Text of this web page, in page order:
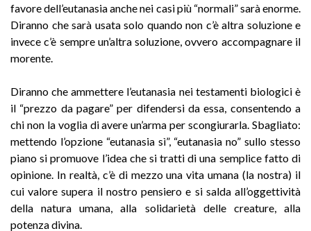
favore dell’eutanasia anche nei casi più “normali” sarà enorme.
Diranno che sarà usata solo quando non c’è altra soluzione e
invece c’è sempre un’altra soluzione, ovvero accompagnare il
morente.
Diranno che ammettere l’eutanasia nei testamenti biologici è
il “prezzo da pagare” per difendersi da essa, consentendo a
chi non la voglia di avere un’arma per scongiurarla. Sbagliato:
mettendo l’opzione “eutanasia sì”, “eutanasia no” sullo stesso
piano si promuove l’idea che si tratti di una semplice fatto di
opinione. In realtà, c’è di mezzo una vita umana (la nostra) il
cui valore supera il nostro pensiero e si salda all’oggettività
della natura umana, alla solidarietà delle creature, alla
potenza divina.